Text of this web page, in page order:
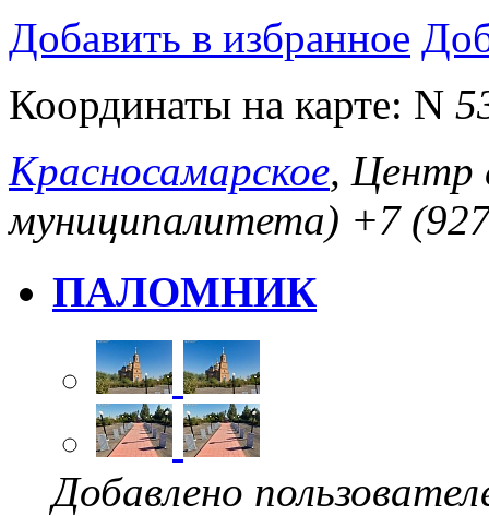
Добавить в избранное
Координаты на карте: N
Красносамарское, Центр
муниципалитета) +7
ПАЛОМНИК
Добавлено